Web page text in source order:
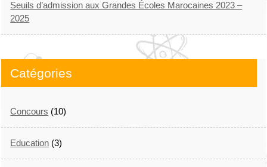
Seuils d’admission aux Grandes Écoles Marocaines 2023 –
2025
Catégories
Concours (10)
Education (3)